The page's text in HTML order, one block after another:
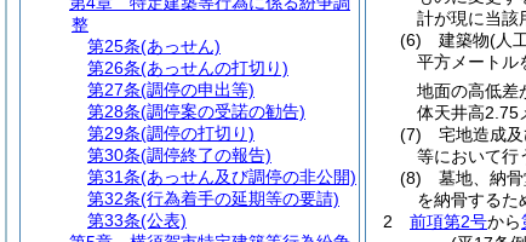
計が現に当該
(6)
建築物(人
平方メートル
地面の高低差
体天井高2.75
(7)
宅地造成
等において行
(8)
墓地、納
を納骨するた
2
前項第2号から
整
第25条(あっせん)
第26条(あっせんの打切り)
第27条(調停の申出等)
第28条(調停案の受諾の勧告)
第29条(調停の打切り)
第30条(調停終了の報告)
第31条(あっせん及び調停の非公開)
第32条(行為着手の延期等の要請)
第33条(公表)